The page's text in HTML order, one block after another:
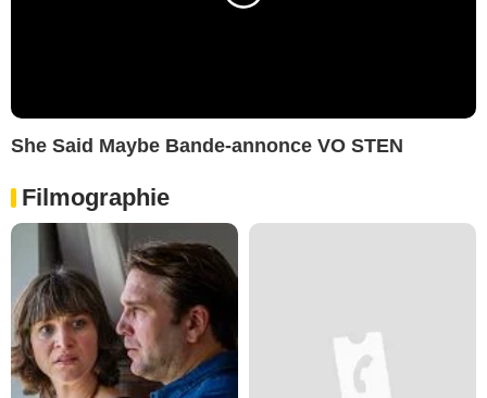
She Said Maybe Bande-annonce VO STEN
Filmographie